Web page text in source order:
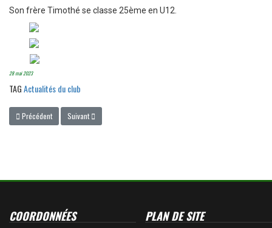
Son frère Timothé se classe 25ème en U12.
28 mai 2023
TAGActualités du club
Article précédent : 10/06/2023 Trophée Crédit Agricole Banque Privée
Précédent Article suivant : 04/06/2023 Trophée HYUNDAI - BPM
Suivant
COORDONNÉES PLAN DE SITE